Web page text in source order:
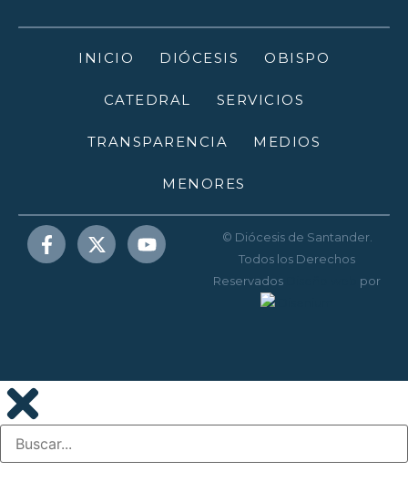
INICIO DIÓCESIS OBISPO
CATEDRAL SERVICIOS
TRANSPARENCIA MEDIOS
MENORES
© Diócesis de Santander.
Todos los Derechos
Reservados
por